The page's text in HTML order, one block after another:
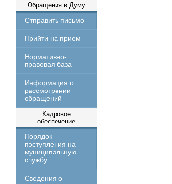
Обращения в Думу
Отправить письмо
Прийти на прием
Нормативно-
правовая база
Информация о
рассмотрении
обращений
Кадровое
обеспечение
Порядок
поступления на
муниципальную
службу
Сведения о